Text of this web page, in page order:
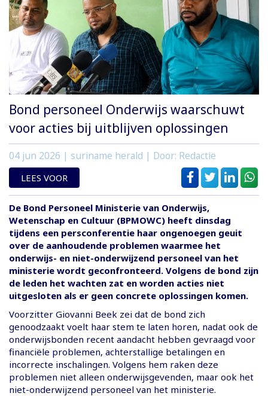
Bond personeel Onderwijs waarschuwt
voor acties bij uitblijven oplossingen
04 jun 2026 | suriname herald | Door: Redactie
LEES VOOR
De Bond Personeel Ministerie van Onderwijs,
Wetenschap en Cultuur (BPMOWC) heeft dinsdag
tijdens een persconferentie haar ongenoegen geuit
over de aanhoudende problemen waarmee het
onderwijs- en niet-onderwijzend personeel van het
ministerie wordt geconfronteerd. Volgens de bond zijn
de leden het wachten zat en worden acties niet
uitgesloten als er geen concrete oplossingen komen.
Voorzitter Giovanni Beek zei dat de bond zich
genoodzaakt voelt haar stem te laten horen, nadat ook de
onderwijsbonden recent aandacht hebben gevraagd voor
financiële problemen, achterstallige betalingen en
incorrecte inschalingen. Volgens hem raken deze
problemen niet alleen onderwijsgevenden, maar ook het
niet-onderwijzend personeel van het ministerie.